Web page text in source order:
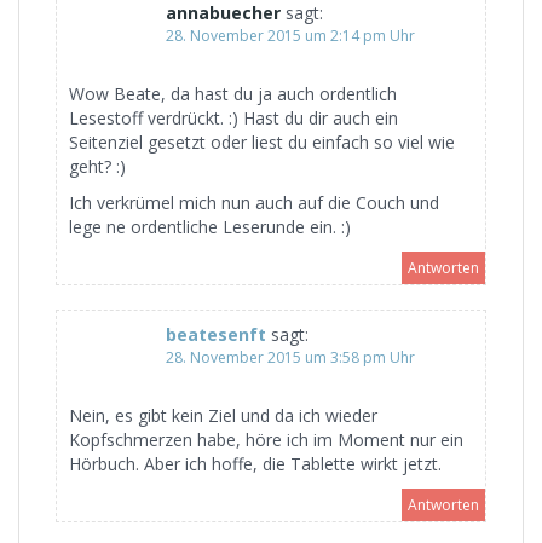
annabuecher sagt:
28. November 2015 um 2:14 pm Uhr
Wow Beate, da hast du ja auch ordentlich
Lesestoff verdrückt. :) Hast du dir auch ein
Seitenziel gesetzt oder liest du einfach so viel wie
geht? :)
Ich verkrümel mich nun auch auf die Couch und
lege ne ordentliche Leserunde ein. :)
Antworten
beatesenft sagt:
28. November 2015 um 3:58 pm Uhr
Nein, es gibt kein Ziel und da ich wieder
Kopfschmerzen habe, höre ich im Moment nur ein
Hörbuch. Aber ich hoffe, die Tablette wirkt jetzt.
Antworten